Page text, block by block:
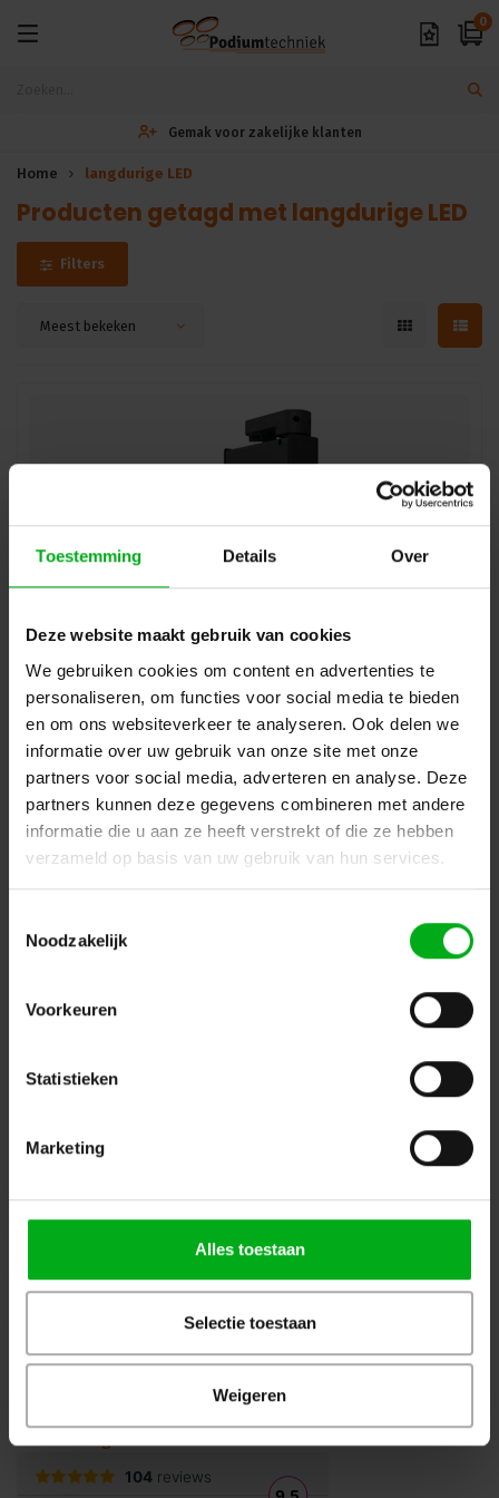
Toestemming Details Over
Deze website maakt gebruik van cookies
We gebruiken cookies om content en advertenties te
personaliseren, om functies voor social media te bieden
en om ons websiteverkeer te analyseren. Ook delen we
informatie over uw gebruik van onze site met onze
partners voor social media, adverteren en analyse. Deze
partners kunnen deze gegevens combineren met andere
informatie die u aan ze heeft verstrekt of die ze hebben
verzameld op basis van uw gebruik van hun services.
Noodzakelijk
Voorkeuren
Statistieken
Marketing
Alles toestaan
Selectie toestaan
Weigeren
0
Gemak voor zakelijke klanten
Home langdurige LED
Producten getagd met langdurige LED
Filters
Meest bekeken
SPX | ILYAD Led Fresnel TW | Vermogen: 40W
SPX-Lighting |PRI01776
Levertijd op aanvraag
Login voor prijzen
Dé specialist podiumtechniek; van schets naar uitvoering
Kleine Tocht 32
Volg ons op Instagram
Klantenservice
Kennisbank
Beoordelingen